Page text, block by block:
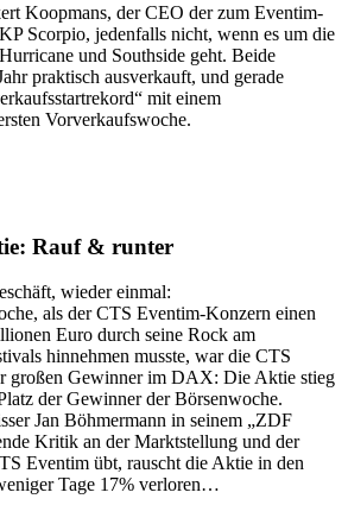
Koopmans, der CEO der zum Eventim-
Scorpio, jedenfalls nicht, wenn es um die
und Southside geht. Beide
praktisch ausverkauft, und gerade
mit einem
Vorverkaufswoche.
Rauf & runter
wieder einmal:
als der CTS Eventim-Konzern einen
Euro durch seine Rock am
hinnehmen musste, war die CTS
großen Gewinner im DAX: Die Aktie stieg
der Gewinner der Börsenwoche.
Jan Böhmermann in seinem „ZDF
Kritik an der Marktstellung und der
Eventim übt, rauscht die Aktie in den
Tage 17% verloren…